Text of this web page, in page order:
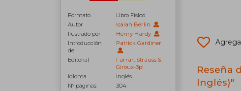
Formato
Libro Físico
Autor
Isaiah Berlin
Ilustrado por
Henry Hardy
Introducción
de
Patrick Gardiner
Editorial
Farrar, Strauss &
Giroux-3pl
Idioma
Inglés
N° páginas
304
Reseña
Inglés)"